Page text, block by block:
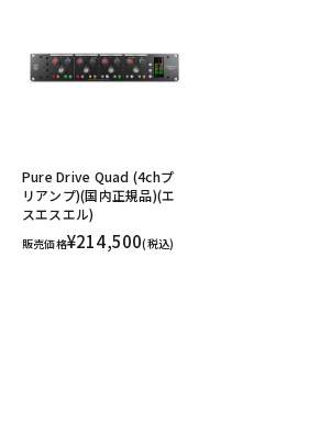
Pure Drive Quad (4chプ
リアンプ)(国内正規品)(エ
スエスエル)
販売価格¥214,500(税込)